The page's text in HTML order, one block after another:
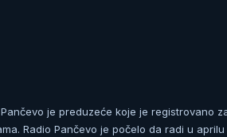
je preduzeće koje je registrovano
Radio Pančevo je počelo da radi u